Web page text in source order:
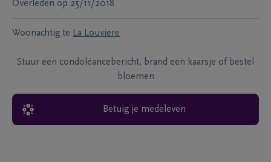
Overleden op 25/11/2018
Woonachtig te La Louviere
Stuur een condoléancebericht, brand een kaarsje of bestel
bloemen
Betuig je medeleven